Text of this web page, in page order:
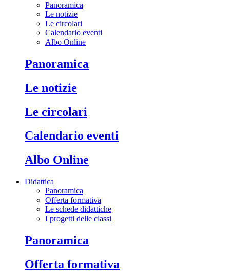
Panoramica
Le notizie
Le circolari
Calendario eventi
Albo Online
Panoramica
Le notizie
Le circolari
Calendario eventi
Albo Online
Didattica
Panoramica
Offerta formativa
Le schede didattiche
I progetti delle classi
Panoramica
Offerta formativa